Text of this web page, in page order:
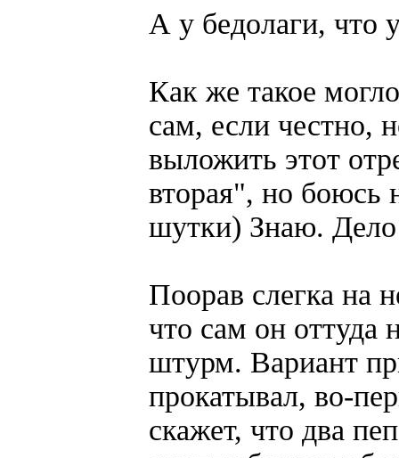
А у бедолаги, что
Как же такое
сам, если честно,
выложить этот
вторая", но боюсь
шутки) Знаю.
Поорав слегка на
что сам он оттуда
штурм. Вариант
прокатывал, во-
скажет, что два